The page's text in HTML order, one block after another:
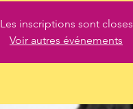
Les inscriptions sont closes
Voir autres événements